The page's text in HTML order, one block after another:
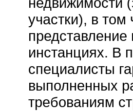
участки), в
представление
инстанциях. В
специалисты
выполненных
требованиям